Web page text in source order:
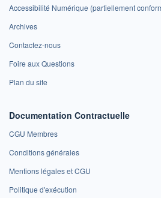
Accessibilité Numérique (partiellement
Archives
Contactez-nous
Foire aux Questions
Plan du site
Documentation Contractuelle
CGU Membres
Conditions générales
Mentions légales et CGU
Politique d'exécution